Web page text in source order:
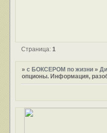
Страница: 1
»с БОКСЕРОМ по жизни »
опционы. Информация,